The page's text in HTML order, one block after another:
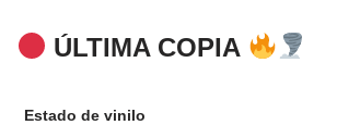
ÚLTIMA COPIA
Estado de vinilo